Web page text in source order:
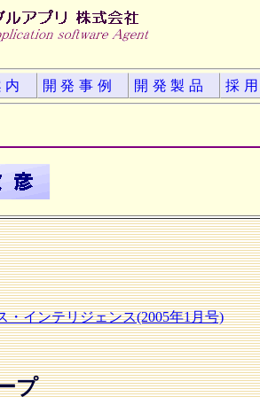
内 開発事例 開発製品 採
・インテリジェンス(2005年1月号)
プ